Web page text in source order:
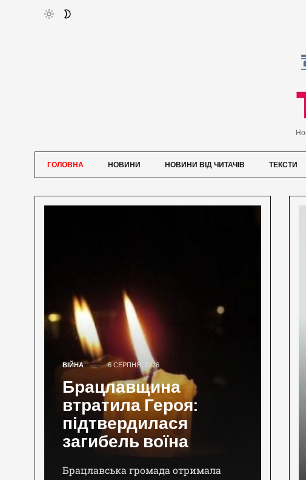
ГОЛОВНА НОВИНИ НОВИНИ ВІД ЧИТАЧІВ ТЕКСТИ
ВІЙНА 6 СЕРПНЯ, 2026
Брацлавщина
втратила Героя:
підтвердилася
загибель воїна
Брацлавська громада отримала